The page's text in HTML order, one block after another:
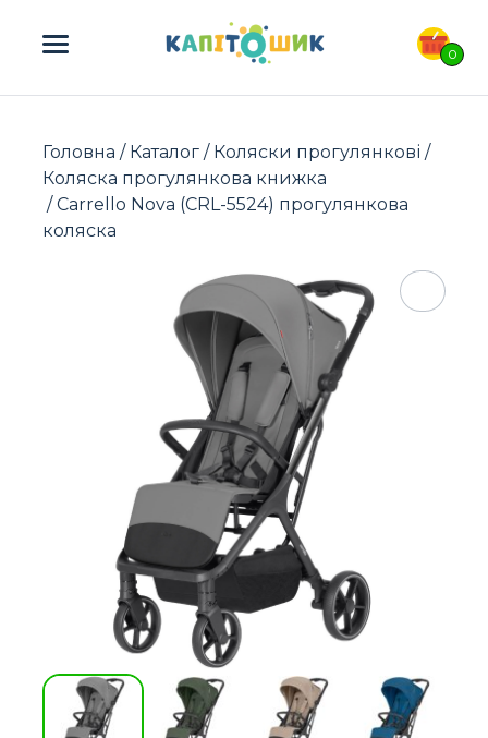
0
ПОШУК ТОВАРІВ:
Головна / Каталог / Коляски прогулянкові /
Коляска прогулянкова книжка
/ Carrello Nova (CRL-5524) прогулянкова
коляска